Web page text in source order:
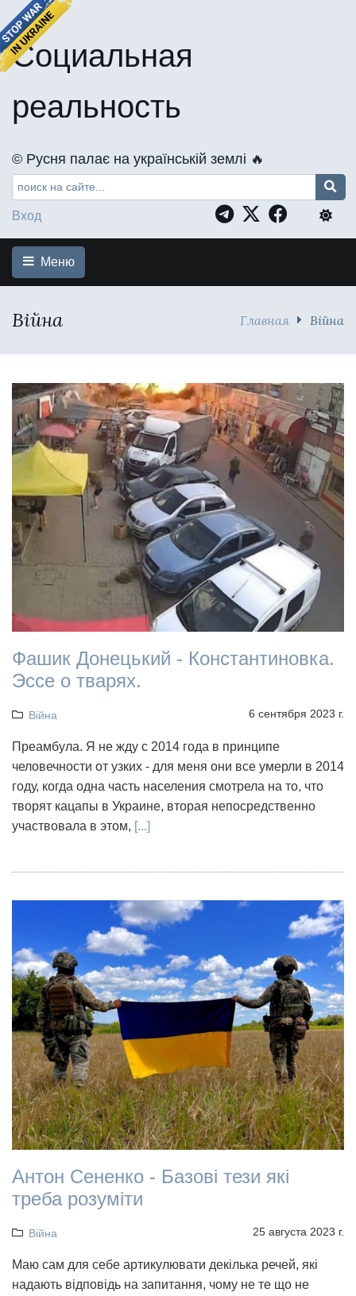
Социальная
реальность
©️ Русня палає на українській землі 🔥
Вход
Меню
Війна Главная Війна
Фашик Донецький - Константиновка.
Эссе о тварях.
Війна 6 сентября 2023 г.
Преамбула. Я не жду с 2014 года в принципе
человечности от узких - для меня они все умерли в 2014
году, когда одна часть населения смотрела на то, что
творят кацапы в Украине, вторая непосредственно
участвовала в этом, [...]
Антон Сененко - Базові тези які
треба розуміти
Війна 25 августа 2023 г.
Маю сам для себе артикулювати декілька речей, які
надають відповідь на запитання, чому не те що не